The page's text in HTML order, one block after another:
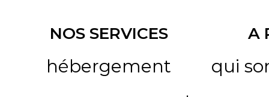
NOS SERVICES
hébergement
A
qui